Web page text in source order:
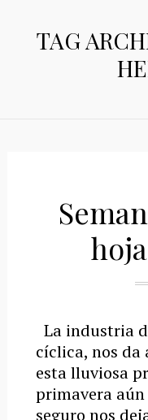
TAG
La industria
cíclica, nos da
esta lluviosa
primavera aún
seguro nos